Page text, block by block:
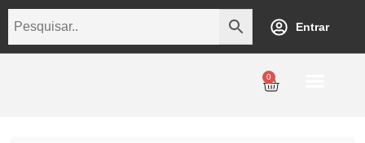
Entrar
0